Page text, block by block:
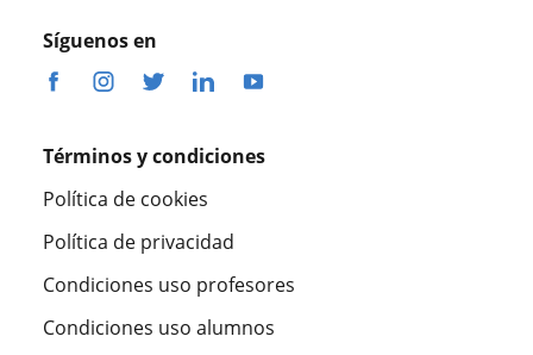
Síguenos en
Términos y condiciones
Política de cookies
Política de privacidad
Condiciones uso profesores
Condiciones uso alumnos